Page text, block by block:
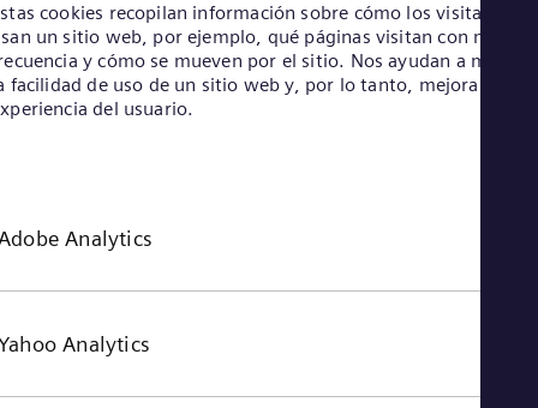
cookies recopilan información sobre cómo los visitantes
un sitio web, por ejemplo, qué páginas visitan con más
y cómo se mueven por el sitio. Nos ayudan a mejorar
facilidad de uso de un sitio web y, por lo tanto, mejoran la
del usuario.
Analytics
Analytics